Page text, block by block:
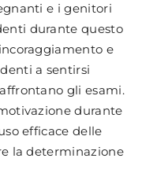
e i genitori
durante questo
e
a sentirsi
gli esami.
durante
efficace delle
la determinazione